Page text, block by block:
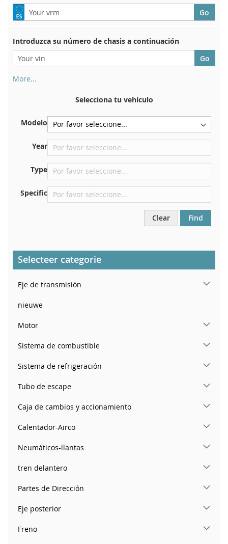
Introduzca su número de chasis a continuación
More...
certificado de registro. Y también en el coche.
En la placa inferior del asiento delantero derecho
Centrar contra el mamparo debajo del capó.
Justo en el compartimento del motor.
En el pilar de la puerta trasera derecha
Selecciona tu vehículo
Modelo
Year
Type
Specific
Clear Find
Selecteer categorie
Eje de transmisión
nieuwe
Motor
Sistema de combustible
Sistema de refrigeración
Tubo de escape
Caja de cambios y accionamiento
Calentador-Airco
Neumáticos-llantas
tren delantero
Partes de Dirección
Eje posterior
Freno